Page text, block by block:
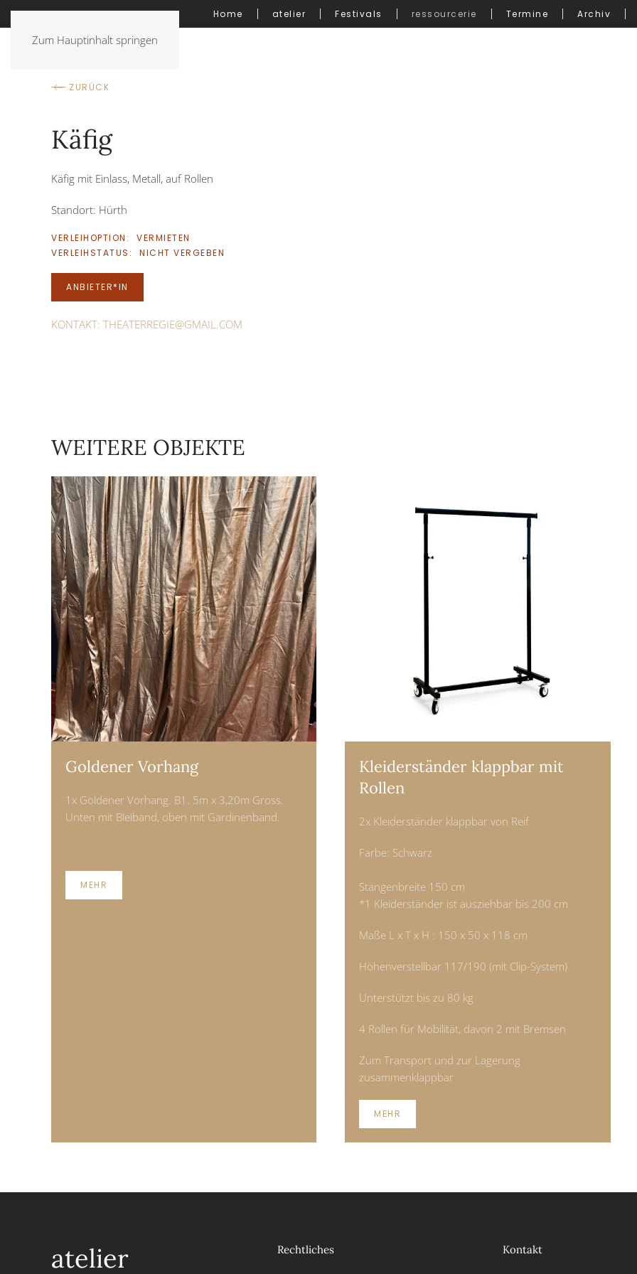
Zum Hauptinhalt springen
Home atelier Festivals ressourcerie Termine Archiv
ZURÜCK
Käfig
Käfig mit Einlass, Metall, auf Rollen
Standort: Hürth
VERLEIHOPTION:
VERMIETEN
VERLEIHSTATUS:
NICHT VERGEBEN
ANBIETER*IN
KONTAKT: THEATERREGIE@GMAIL.COM
WEITERE OBJEKTE
Goldener Vorhang
1x Goldener Vorhang. B1. 5m x 3,20m Gross.
Unten mit Bleiband, oben mit Gardinenband.
MEHR
Kleiderständer klappbar mit
Rollen
2x Kleiderständer klappbar von Reif
Farbe: Schwarz
Stangenbreite 150 cm
*1 Kleiderständer ist ausziehbar bis 200 cm
Maße L x T x H : 150 x 50 x 118 cm
Höhenverstellbar 117/190 (mit Clip-System)
Unterstützt bis zu 80 kg
4 Rollen für Mobilität, davon 2 mit Bremsen
Zum Transport und zur Lagerung
zusammenklappbar
MEHR
atelier Rechtliches Kontakt